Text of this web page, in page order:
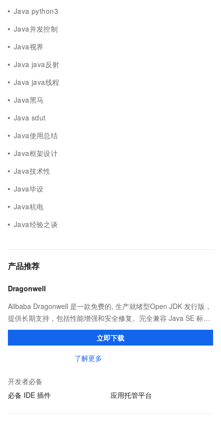
Java python3
Java并发控制
Java视界
Java java反射
Java java线程
Java黑马
Java sdut
Java使用总结
Java框架设计
Java技术性
Java毕设
Java杭电
Java经验之谈
产品推荐
Dragonwell
Alibaba Dragonwell 是一款免费的, 生产就绪型Open JDK 发行版，
提供长期支持，包括性能增强和安全修复。完全兼容 Java SE 标
准，您可以在任何常用操作系统（包括 Linux、Windows 和
macOS）上开发 Java 应用程序。立即下载
了解更多
开发者必备
必备 IDE 插件
应用托管平台